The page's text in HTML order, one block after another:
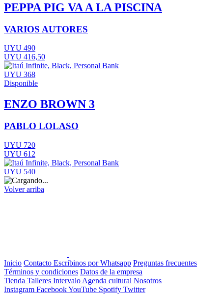
PEPPA PIG VA A LA PISCINA
VARIOS AUTORES
UYU 490
UYU 416,50
UYU 368
Disponible
ENZO BROWN 3
PABLO LOLASO
UYU 720
UYU 612
UYU 540
Volver arriba
Inicio Contacto Escribinos por Whatsapp Preguntas frecuentes
Términos y condiciones Datos de la empresa
Tienda Talleres Intervalo Agenda cultural Nosotros
Instagram FacebookYouTube Spotify Twitter